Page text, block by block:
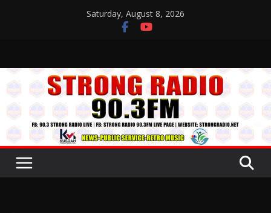
Saturday, August 8, 2026